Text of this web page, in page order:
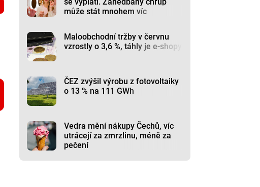
může stát mnohem víc
Maloobchodní tržby v červnu
vzrostly o 3,6 %, táhly je e-shopy
ČEZ zvýšil výrobu z fotovoltaiky
o 13 % na 111 GWh
Vedra mění nákupy Čechů, víc
utrácejí za zmrzlinu, méně za
pečení